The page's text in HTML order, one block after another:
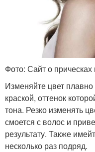
Фото: Сайт о прическах
Изменяйте цвет
краской, оттенок
тона. Резко изменять
смоется с волос и
результату. Также
несколько раз подряд.